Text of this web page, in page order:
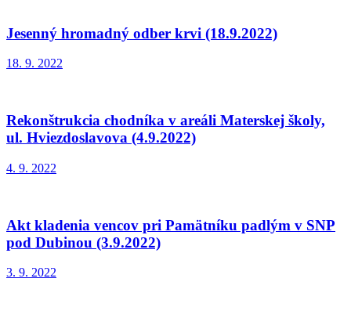
Jesenný hromadný odber krvi (18.9.2022)
18. 9. 2022
Rekonštrukcia chodníka v areáli Materskej školy,
ul. Hviezdoslavova (4.9.2022)
4. 9. 2022
Akt kladenia vencov pri Pamätníku padlým v SNP
pod Dubinou (3.9.2022)
3. 9. 2022